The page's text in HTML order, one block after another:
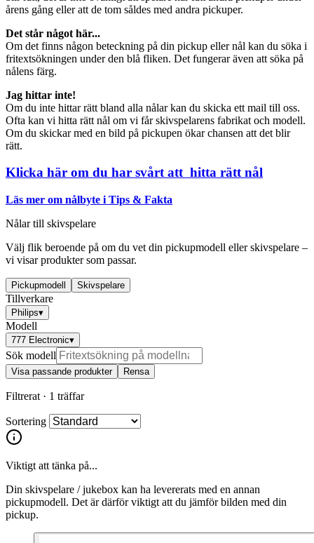
årens gång eller att de tom såldes med andra pickuper.
Det står något här...
Om det finns någon beteckning på din pickup eller nål kan du söka i
fritextsökningen under den blå fliken. Det fungerar även att söka på
nålens färg.
Jag hittar inte!
Om du inte hittar rätt bland alla nålar kan du skicka ett mail till oss.
Ofta kan vi hitta rätt nål om vi får skivspelarens fabrikat och modell.
Om du skickar med en bild på pickupen ökar chansen att det blir
rätt.
Klicka här om du har svårt att hitta rätt nål
Läs mer om nålbyte i Tips & Fakta
Nålar till skivspelare
Välj flik beroende på om du vet din pickupmodell eller skivspelare –
vi visar produkter som passar.
Pickupmodell Skivspelare
Tillverkare
Philips▾
Modell
777 Electronic▾
Sök modell
Visa passande produkter Rensa
Filtrerat · 1 träffar
Sortering
Viktigt att tänka på...
Din skivspelare / jukebox kan ha levererats med en annan
pickupmodell. Det är därför viktigt att du jämför bilden med din
pickup.